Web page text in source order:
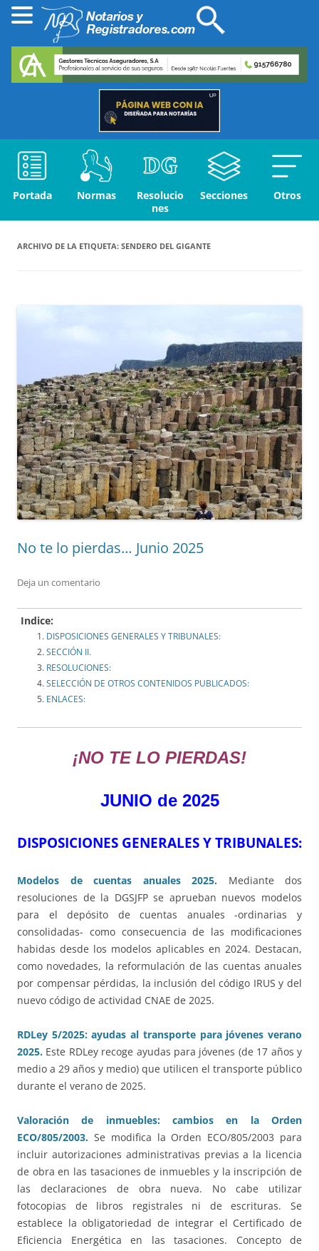
Portada Normas
Resolucio
nes
Secciones Otros
ARCHIVO DE LA ETIQUETA: SENDERO DEL GIGANTE
No te lo pierdas… Junio 2025
Deja un comentario
Indice:
DISPOSICIONES GENERALES Y TRIBUNALES:
SECCIÓN II.
RESOLUCIONES:
SELECCIÓN DE OTROS CONTENIDOS PUBLICADOS:
ENLACES:
¡NO TE LO PIERDAS!
JUNIO de 2025
DISPOSICIONES GENERALES Y TRIBUNALES:
Modelos de cuentas anuales 2025. Mediante dos
resoluciones de la DGSJFP se aprueban nuevos modelos
para el depósito de cuentas anuales -ordinarias y
consolidadas- como consecuencia de las modificaciones
habidas desde los modelos aplicables en 2024. Destacan,
como novedades, la reformulación de las cuentas anuales
por compensar pérdidas, la inclusión del código IRUS y del
nuevo código de actividad CNAE de 2025.
RDLey 5/2025: ayudas al transporte para jóvenes verano
2025. Este RDLey recoge ayudas para jóvenes (de 17 años y
medio a 29 años y medio) que utilicen el transporte público
durante el verano de 2025.
Valoración de inmuebles: cambios en la Orden
ECO/805/2003. Se modifica la Orden ECO/805/2003 para
incluir autorizaciones administrativas previas a la licencia
de obra en las tasaciones de inmuebles y la inscripción de
las declaraciones de obra nueva. No cabe utilizar
fotocopias de libros registrales ni de escrituras. Se
establece la obligatoriedad de integrar el Certificado de
Eficiencia Energética en las tasaciones. Concepto de